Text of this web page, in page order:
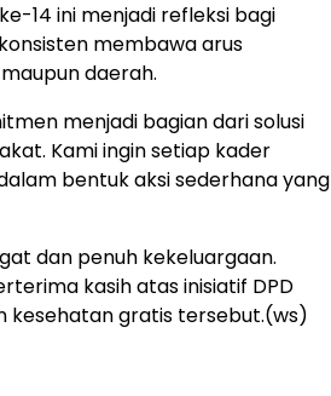
14 ini menjadi refleksi bagi
membawa arus
daerah.
menjadi bagian dari solusi
Kami ingin setiap kader
bentuk aksi sederhana yang
dan penuh kekeluargaan.
kasih atas inisiatif DPD
kesehatan gratis tersebut.(ws)